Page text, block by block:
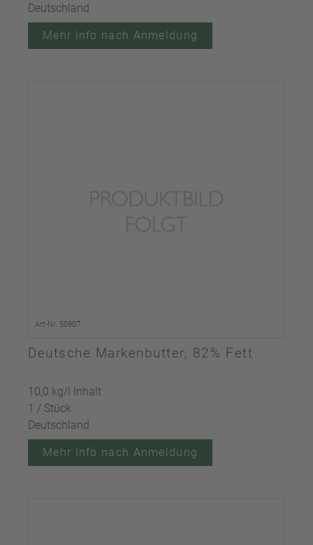
Deutschland
Mehr Info nach Anmeldung
Art-Nr. 50907
Deutsche Markenbutter, 82% Fett
10,0 kg/l Inhalt
1 / Stück
Deutschland
Mehr Info nach Anmeldung